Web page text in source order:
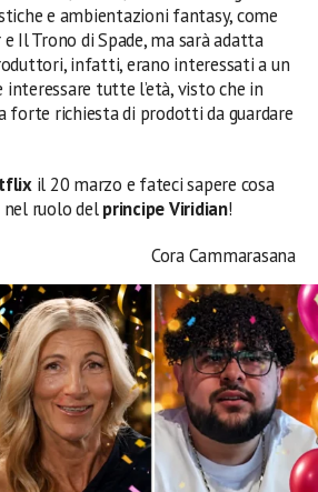
e ambientazioni fantasy, come
Il Trono di Spade, ma sarà adatta
infatti, erano interessati a un
tutte l’età, visto che in
forte richiesta di prodotti da guardare
il 20 marzo e fateci sapere cosa
nel ruolo delprincipe Viridian!
Cora Cammarasana